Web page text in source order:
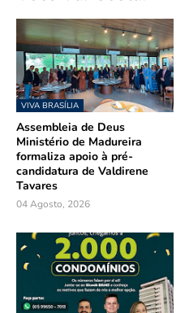
VIVA BRASÍLIA
Assembleia de Deus
Ministério de Madureira
formaliza apoio à pré-
candidatura de Valdirene
Tavares
04 Agosto, 2026